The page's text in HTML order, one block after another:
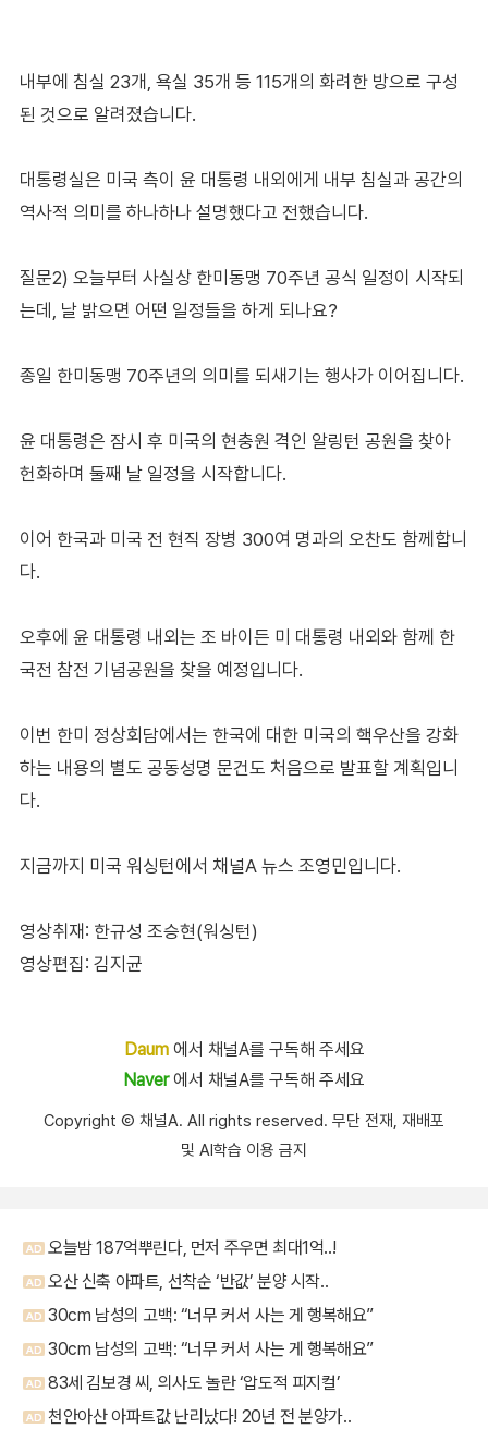
내부에 침실 23개, 욕실 35개 등 115개의 화려한 방으로 구성
된 것으로 알려졌습니다.
대통령실은 미국 측이 윤 대통령 내외에게 내부 침실과 공간의
역사적 의미를 하나하나 설명했다고 전했습니다.
질문2) 오늘부터 사실상 한미동맹 70주년 공식 일정이 시작되
는데, 날 밝으면 어떤 일정들을 하게 되나요?
종일 한미동맹 70주년의 의미를 되새기는 행사가 이어집니다.
윤 대통령은 잠시 후 미국의 현충원 격인 알링턴 공원을 찾아
헌화하며 둘째 날 일정을 시작합니다.
이어 한국과 미국 전 현직 장병 300여 명과의 오찬도 함께합니
다.
오후에 윤 대통령 내외는 조 바이든 미 대통령 내외와 함께 한
국전 참전 기념공원을 찾을 예정입니다.
이번 한미 정상회담에서는 한국에 대한 미국의 핵우산을 강화
하는 내용의 별도 공동성명 문건도 처음으로 발표할 계획입니
다.
지금까지 미국 워싱턴에서 채널A 뉴스 조영민입니다.
영상취재: 한규성 조승현(워싱턴)
영상편집: 김지균
Daum에서 채널A를 구독해 주세요
Naver에서 채널A를 구독해 주세요
Copyright Ⓒ 채널A. All rights reserved. 무단 전재, 재배포
및 AI학습 이용 금지